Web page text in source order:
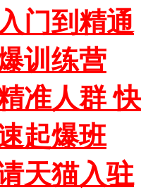
门到精通
训练营
准人群
起爆班
天猫入驻